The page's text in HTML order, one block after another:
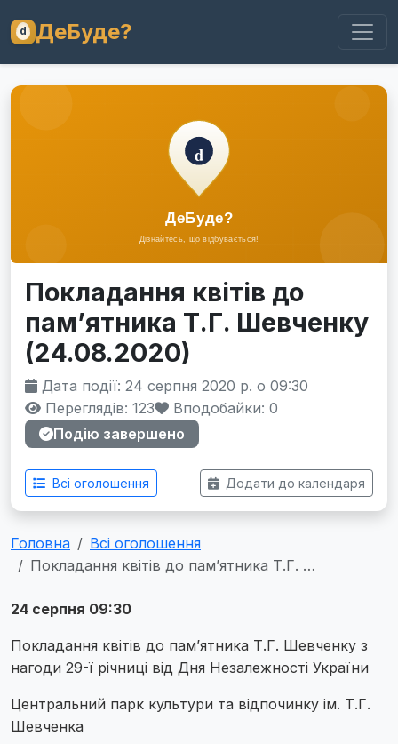
ДеБуде?
Покладання квітів до
пам’ятника Т.Г. Шевченку
(24.08.2020)
Дата події: 24 серпня 2020 р. о 09:30
Переглядів: 123
Вподобайки: 0
Подію завершено
Всі оголошення Додати до календаря
Головна
Всі оголошення
Покладання квітів до пам’ятника Т.Г. …
24 серпня 09:30
Покладання квітів до пам’ятника Т.Г. Шевченку з
нагоди 29-ї річниці від Дня Незалежності України
Центральний парк культури та відпочинку ім. Т.Г.
Шевченка